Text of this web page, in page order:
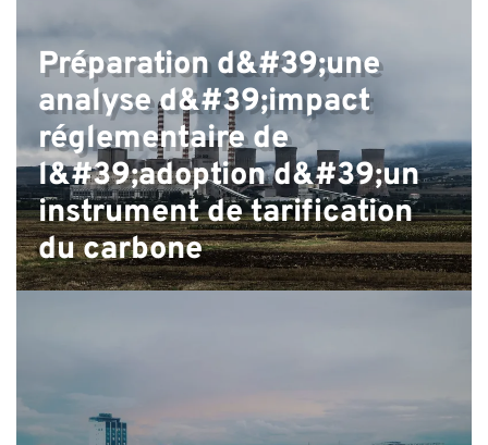
Préparation d&#39;une
analyse d&#39;impact
réglementaire de
l&#39;adoption d&#39;un
instrument de tarification
du carbone